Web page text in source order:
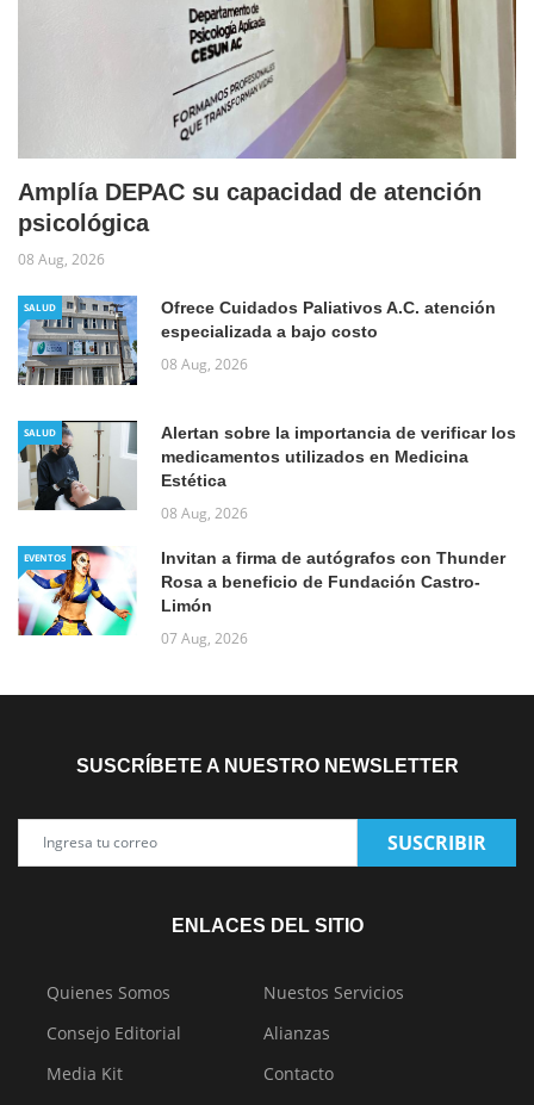
Amplía DEPAC su capacidad de atención
psicológica
08 Aug, 2026
SALUD
Ofrece Cuidados Paliativos A.C. atención
especializada a bajo costo
08 Aug, 2026
SALUD
Alertan sobre la importancia de verificar los
medicamentos utilizados en Medicina
Estética
08 Aug, 2026
EVENTOS
Invitan a firma de autógrafos con Thunder
Rosa a beneficio de Fundación Castro-
Limón
07 Aug, 2026
SUSCRÍBETE A NUESTRO NEWSLETTER
SUSCRIBIR
ENLACES DEL SITIO
Quienes Somos
Nuestos Servicios
Consejo Editorial
Alianzas
Media Kit
Contacto